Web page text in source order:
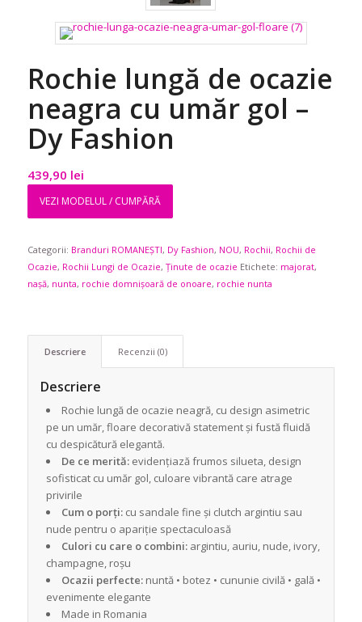
Rochie lungă de ocazie
neagra cu umăr gol –
Dy Fashion
439,90 lei
VEZI MODELUL / CUMPĂRĂ
Categorii: Branduri ROMANEȘTI, Dy Fashion, NOU, Rochii, Rochii de
Ocazie, Rochii Lungi de Ocazie, Ținute de ocazie Etichete: majorat,
nașă, nunta, rochie domnișoară de onoare, rochie nunta
Descriere Recenzii (0)
Descriere
Rochie lungă de ocazie neagră, cu design asimetric
pe un umăr, floare decorativă statement și fustă fluidă
cu despicătură elegantă.
De ce merită:evidențiază frumos silueta, design
sofisticat cu umăr gol, culoare vibrantă care atrage
privirile
Cum o porți:cu sandale fine și clutch argintiu sau
nude pentru o apariție spectaculoasă
Culori cu care o combini:argintiu, auriu, nude, ivory,
champagne, roșu
Ocazii perfecte:nuntă • botez • cununie civilă • gală •
evenimente elegante
Made in Romania